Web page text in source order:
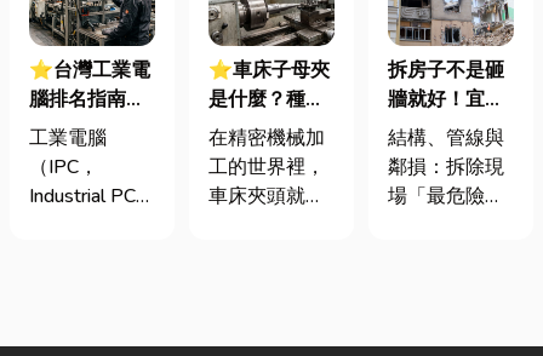
⭐台灣工業電
腦排名指南：
台灣三大工業
電腦龍頭有哪
些？工廠採購
工業電腦
（IPC，
Industrial PC）
的硬體運算平
⭐車床子母夾
是什麼？種
類、規格挑選
與台灣採購推
薦完整指南
在精密機械加
工的世界裡，
車床夾頭就像
的工件。然
拆房子不是砸
牆就好！宜蘭
裝潢拆除、水
泥切割施工前
必看的避坑指
結構、管線與
鄰損：拆除現
場「最危險的
混亂的環境